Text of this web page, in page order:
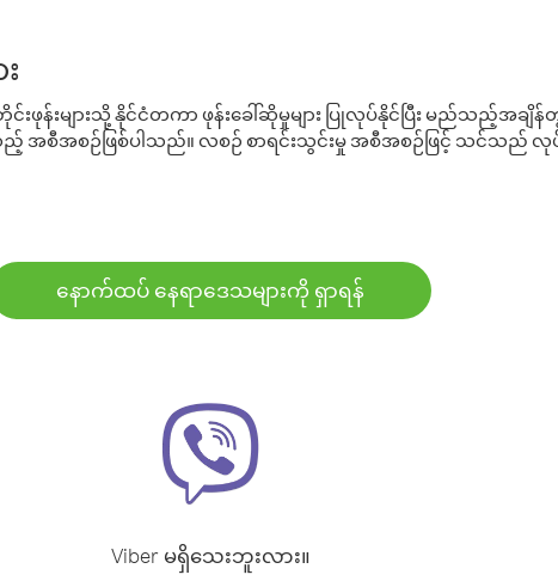
းဖုန်းများသို့ နိုင်ငံတကာ ဖုန်းခေါ်ဆိုမှုများ ပြုလုပ်နိုင်ပြီး မည်သည့်အ
စီအစဉ်ဖြစ်ပါသည်။ လစဉ် စာရင်းသွင်းမှု အစီအစဉ်ဖြင့် သင်သည် လုပ်
နောက်ထပ် နေရာဒေသများကို ရှာရန်
Viber မရှိသေးဘူးလား။